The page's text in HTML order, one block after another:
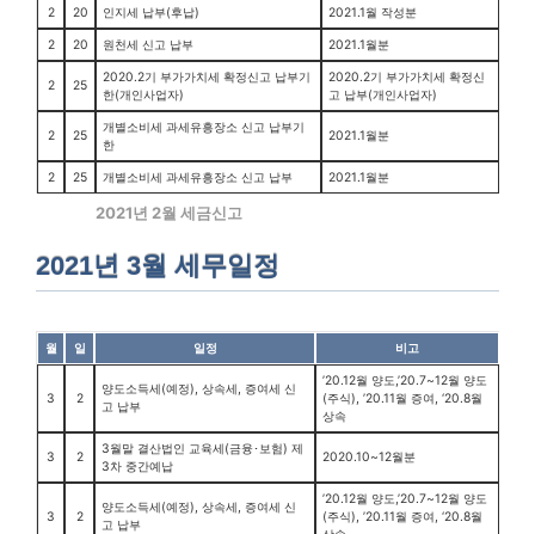
2 20 인지세 납부(후납) 2021.1월 작성분
2 20 원천세 신고 납부 2021.1월분
2 25
2020.2기 부가가치세 확정신고 납부기
한(개인사업자)
2020.2기 부가가치세 확정신
고 납부(개인사업자)
2 25
개별소비세 과세유흥장소 신고 납부기
한
2021.1월분
2 25 개별소비세 과세유흥장소 신고 납부 2021.1월분
2021년 2월 세금신고
2021년 3월 세무일정
월 일 일정 비고
3 2
양도소득세(예정), 상속세, 증여세 신
고 납부
’20.12월 양도,’20.7~12월 양도
(주식), ’20.11월 증여, ‘20.8월
상속
3 2
3월말 결산법인 교육세(금융･보험) 제
3차 중간예납
2020.10~12월분
3 2
양도소득세(예정), 상속세, 증여세 신
고 납부
’20.12월 양도,’20.7~12월 양도
(주식), ’20.11월 증여, ‘20.8월